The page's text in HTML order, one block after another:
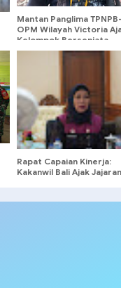
Mantan Panglima TPNPB-
OPM Wilayah Victoria
Kelompok Bersenjata
Kembali ke NKRI dan
Dialog Damai di Papua
Rapat Capaian Kinerja:
Kakanwil Bali Ajak Jajaran